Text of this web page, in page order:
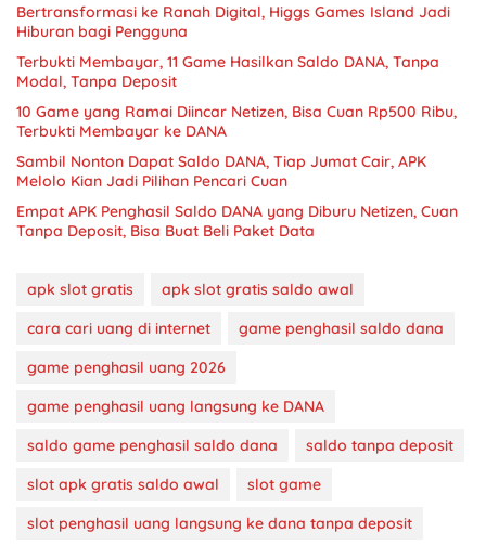
Bertransformasi ke Ranah Digital, Higgs Games Island Jadi
Hiburan bagi Pengguna
Terbukti Membayar, 11 Game Hasilkan Saldo DANA, Tanpa
Modal, Tanpa Deposit
10 Game yang Ramai Diincar Netizen, Bisa Cuan Rp500 Ribu,
Terbukti Membayar ke DANA
Sambil Nonton Dapat Saldo DANA, Tiap Jumat Cair, APK
Melolo Kian Jadi Pilihan Pencari Cuan
Empat APK Penghasil Saldo DANA yang Diburu Netizen, Cuan
Tanpa Deposit, Bisa Buat Beli Paket Data
apk slot gratis
apk slot gratis saldo awal
cara cari uang di internet
game penghasil saldo dana
game penghasil uang 2026
game penghasil uang langsung ke DANA
saldo game penghasil saldo dana
saldo tanpa deposit
slot apk gratis saldo awal
slot game
slot penghasil uang langsung ke dana tanpa deposit